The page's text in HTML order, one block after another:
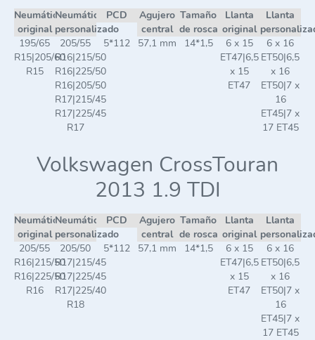
Neumático
original
Neumático
personalizado
PCD
Agujero
central
Tamaño
de rosca
Llanta
original
Llanta
195/65
R15|205/60
R15
205/55
R16|215/50
R16|225/50
R16|205/50
R17|215/45
R17|225/45
R17
5*112 57,1 mm 14*1,5
6 x 15
ET47|6,5
x 15
ET47
6 x 16
ET50|6,5
x 16
ET50|7 x
16
ET45|7 x
17 ET45
Volkswagen CrossTouran
2013 1.9 TDI
Neumático
original
Neumático
personalizado
PCD
Agujero
central
Tamaño
de rosca
Llanta
original
Llanta
205/55
R16|215/50
R16|225/50
R16
205/50
R17|215/45
R17|225/45
R17|225/40
R18
5*112 57,1 mm 14*1,5
6 x 15
ET47|6,5
x 15
ET47
6 x 16
ET50|6,5
x 16
ET50|7 x
16
ET45|7 x
17 ET45